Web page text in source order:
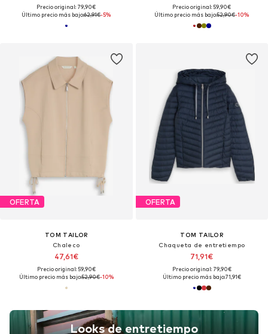
Precio original: 79,90€
Último precio más bajo:62,91€-5%
Precio original: 59,90€
Último precio más bajo:52,90€-10%
OFERTA
TOM TAILOR
Chaleco
47,61€
Precio original: 59,90€
Último precio más bajo:52,90€-10%
Looks de entretiempo
OFERTA
TOM TAILOR
Chaqueta de entretiempo
71,91€
Precio original: 79,90€
Último precio más bajo:71,91€